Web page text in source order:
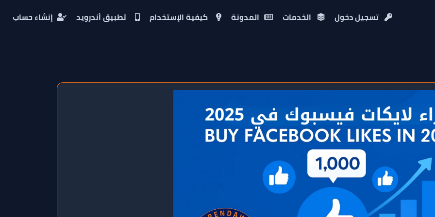
تسجيل دخول الخدمات المدونة كيفية الإستخدام تطبيق أندرويد إنشاء حساب